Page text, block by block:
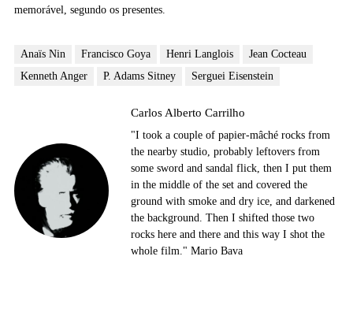
memorável, segundo os presentes.
Anaïs Nin Francisco Goya Henri Langlois
Jean Cocteau
Kenneth Anger
P. Adams Sitney Serguei Eisenstein
Carlos Alberto Carrilho
"I took a couple of papier-mâché rocks from
the nearby studio, probably leftovers from
some sword and sandal flick, then I put them
in the middle of the set and covered the
ground with smoke and dry ice, and darkened
the background. Then I shifted those two
rocks here and there and this way I shot the
whole film." Mario Bava